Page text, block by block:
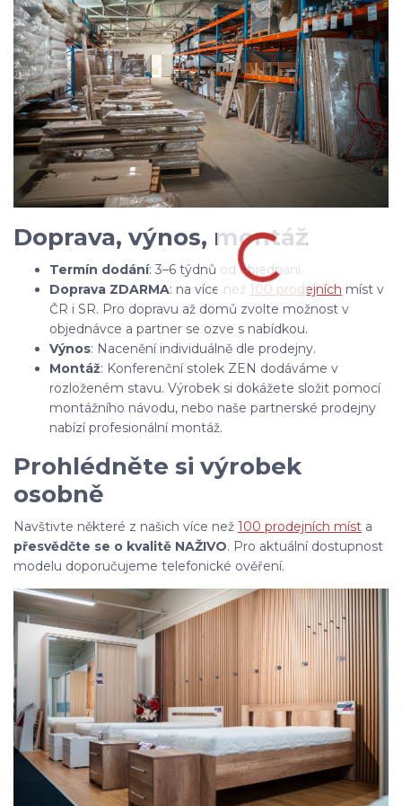
Doprava, výnos, montáž
Termín dodání: 3–6 týdnů od objednání.
Doprava ZDARMA: na více než 100 prodejních míst v
ČR i SR. Pro dopravu až domů zvolte možnost v
objednávce a partner se ozve s nabídkou.
Výnos: Nacenění individuálně dle prodejny.
Montáž: Konferenční stolek ZEN dodáváme v
rozloženém stavu. Výrobek si dokážete složit pomocí
montážního návodu, nebo naše partnerské prodejny
nabízí profesionální montáž.
Prohlédněte si výrobek
osobně
Navštivte některé z našich více než 100 prodejních míst a
přesvědčte se o kvalitě NAŽIVO. Pro aktuální dostupnost
modelu doporučujeme telefonické ověření.